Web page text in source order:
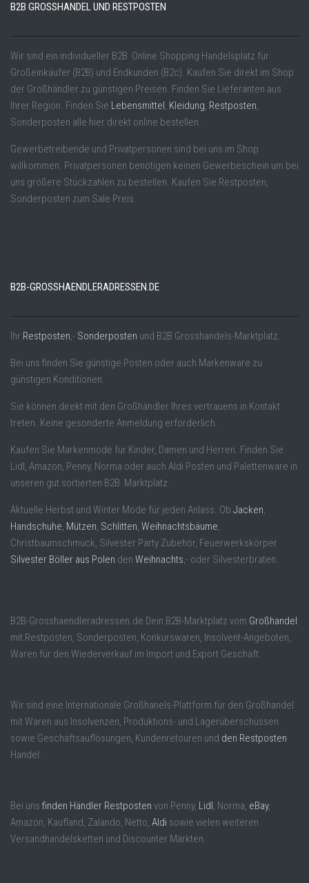
B2B GROSSHANDEL UND RESTPOSTEN
Wir sind ein individueller B2B Online Shopping Handelsplatz für
Großeinkäufer (B2B) und Endkunden (B2c). Kaufen Sie direkt im Shop
der Großhändler zu günstigen Preisen. Finden Sie Lieferanten aus
Ihrer Region. Finden Sie Lebensmittel , Kleidung, Restposten,
Sonderposten alle hier direkt online bestellen.
Gewerbetreibende und Privatpersonen sind bei uns im Shop
willkommen. Privatpersonen benötigen keinen Gewerbeschein um bei
uns größere Stückzahlen zu bestellen. Kaufen Sie Restposten,
Sonderposten zum Sale Preis.
B2B-GROSSHAENDLERADRESSEN.DE
Ihr Restposten,- Sonderposten und B2B Grosshandels-Marktplatz.
Bei uns finden Sie günstige Posten oder auch Markenware zu
günstigen Konditionen.
Sie können direkt mit den Großhändler Ihres vertrauens in Kontakt
treten. Keine gesonderte Anmeldung erforderlich.
Kaufen Sie Markenmode für Kinder, Damen und Herren. Finden Sie
Lidl, Amazon, Penny, Norma oder auch Aldi Posten und Palettenware in
unseren gut sortierten B2B Marktplatz.
Aktuelle Herbst und Winter Mode für jeden Anlass. Ob Jacken,
Handschuhe, Mützen, Schlitten, Weihnachtsbäume,
Christbaumschmuck, Silvester Party Zubehör, Feuerwerkskörper
Silvester Böller aus Polen den Weihnachts,- oder Silvesterbraten.
B2B-Grosshaendleradressen.de Dein B2B-Marktplatz vom Großhandel
mit Restposten, Sonderposten, Konkurswaren, Insolvent-Angeboten,
Waren für den Wiederverkauf im Import und Export Geschäft.
Wir sind eine Internationale Großhanels-Plattform für den Großhandel
mit Waren aus Insolvenzen, Produktions- und Lagerüberschüssen
sowie Geschäftsauflösungen, Kundenretouren und den Restposten
Handel.
Bei uns finden Händler Restposten von Penny, Lidl , Norma, eBay,
Amazon, Kaufland, Zalando, Netto, Aldi sowie vielen weiteren
Versandhandelsketten und Discounter Märkten.